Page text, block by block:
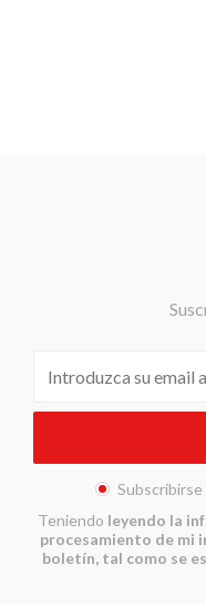
Subscribirse
Teniendo leyendo la
procesamiento de mi
boletín, tal como se